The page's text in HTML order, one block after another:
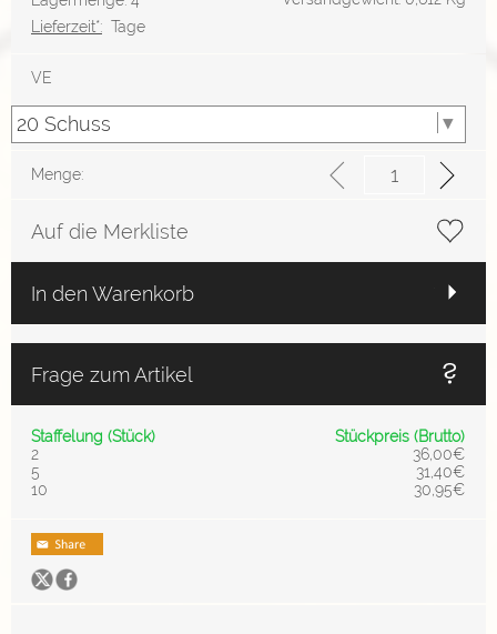
Lieferzeit*: Tage
VE
Menge:
Auf die Merkliste
In den Warenkorb
Frage zum Artikel
Staffelung (Stück)
Stückpreis (Brutto)
2
36,00€
5
31,40€
10
30,95€